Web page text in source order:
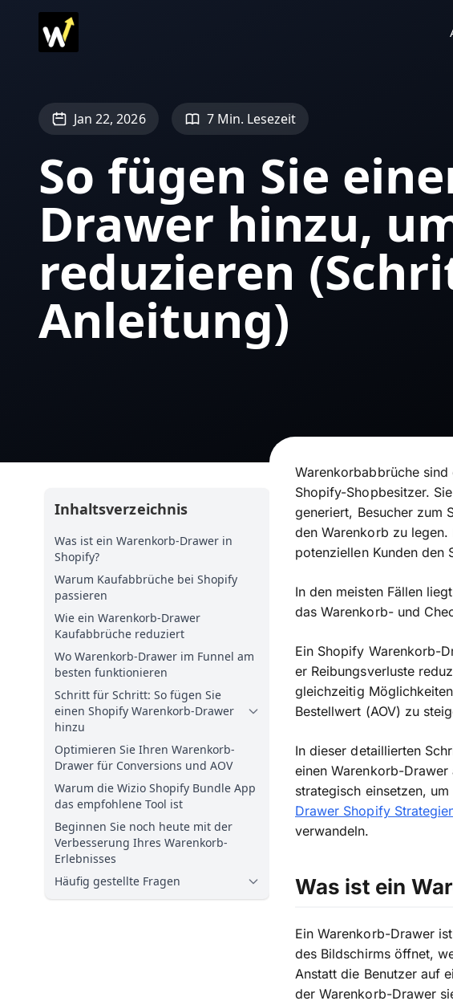
Jan 22, 2026 7 Min. Lesezeit
So fügen Sie
Drawer hinzu,
reduzieren
Anleitung)
Inhaltsverzeichnis
Was ist ein Warenkorb-Drawer in
Shopify?
Warum Kaufabbrüche bei Shopify
passieren
Wie ein Warenkorb-Drawer
Kaufabbrüche reduziert
Wo Warenkorb-Drawer im Funnel am
besten funktionieren
Schritt für Schritt: So fügen Sie
einen Shopify Warenkorb-Drawer
hinzu
Optimieren Sie Ihren Warenkorb-
Drawer für Conversions und AOV
Warum die Wizio Shopify Bundle App
das empfohlene Tool ist
Beginnen Sie noch heute mit der
Verbesserung Ihres Warenkorb-
Erlebnisses
Häufig gestellte Fragen
Warenkorbabbrüche
Shopify-Shopbesitzer.
generiert, Besucher zum
den Warenkorb zu
potenziellen Kunden den
In den meisten Fällen
das Warenkorb- und
Ein Shopify Warenkorb-
er Reibungsverluste
gleichzeitig
Bestellwert (AOV) zu
In dieser detaillierten
einen Warenkorb-
strategisch einsetzen,
Drawer Shopify
verwandeln.
Was ist ein
Ein Warenkorb-Drawer
des Bildschirms öffnet,
Anstatt die Benutzer auf
der Warenkorb-Drawer